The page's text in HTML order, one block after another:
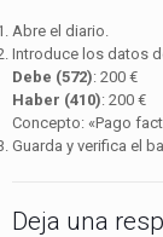
Abre el diario.
Introduce los datos
Debe (572): 200 €
Haber (410): 200 €
Concepto: «Pago
Guarda y verifica el
Deja una